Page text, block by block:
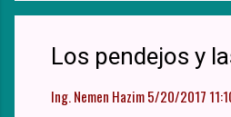
Los pendejos y
Ing. Nemen Hazim5/20/2017